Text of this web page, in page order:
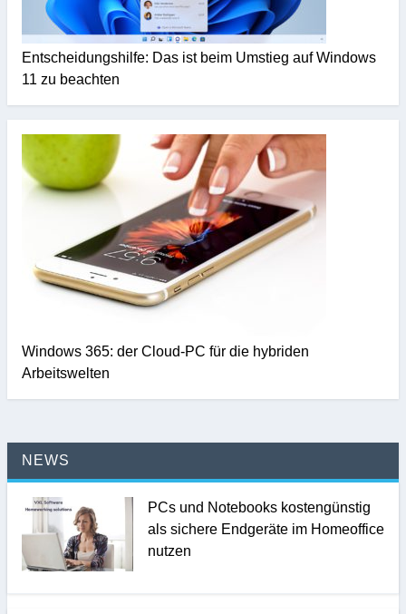
Entscheidungshilfe: Das ist beim Umstieg auf Windows
11 zu beachten
Windows 365: der Cloud-PC für die hybriden
Arbeitswelten
NEWS
PCs und Notebooks kostengünstig
als sichere Endgeräte im Homeoffice
nutzen